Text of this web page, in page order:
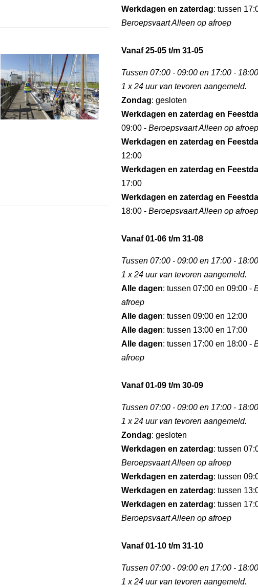
Werkdagen en zaterdag: tussen
Beroepsvaart Alleen op afroep
Vanaf 25-05 t/m 31-05
Tussen 07:00 - 09:00 en 17:00 -
1 x 24 uur van tevoren aangemeld.
Zondag: gesloten
Werkdagen en zaterdag en
09:00 - Beroepsvaart Alleen op afroep
Werkdagen en zaterdag en
12:00
Werkdagen en zaterdag en
17:00
Werkdagen en zaterdag en
18:00 - Beroepsvaart Alleen op afroep
Vanaf 01-06 t/m 31-08
Tussen 07:00 - 09:00 en 17:00 -
1 x 24 uur van tevoren aangemeld.
Alle dagen: tussen 07:00 en 09:00 -
afroep
Alle dagen: tussen 09:00 en 12:00
Alle dagen: tussen 13:00 en 17:00
Alle dagen: tussen 17:00 en 18:00 -
afroep
Vanaf 01-09 t/m 30-09
Tussen 07:00 - 09:00 en 17:00 -
1 x 24 uur van tevoren aangemeld.
Zondag: gesloten
Werkdagen en zaterdag: tussen
Beroepsvaart Alleen op afroep
Werkdagen en zaterdag: tussen
Werkdagen en zaterdag: tussen
Werkdagen en zaterdag: tussen
Beroepsvaart Alleen op afroep
Vanaf 01-10 t/m 31-10
Tussen 07:00 - 09:00 en 17:00 -
1 x 24 uur van tevoren aangemeld.